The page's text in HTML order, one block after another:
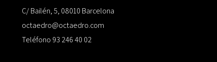
C/ Bailén, 5, 08010 Barcelona
octaedro@octaedro.com
Teléfono 93 246 40 02